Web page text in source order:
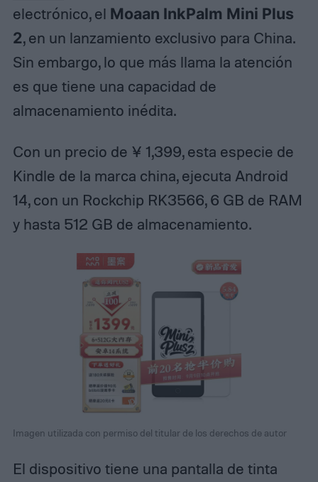
electrónico, el Moaan InkPalm Mini Plus
2, en un lanzamiento exclusivo para China.
Sin embargo, lo que más llama la atención
es que tiene una capacidad de
almacenamiento inédita.
Con un precio de ¥ 1,399, esta especie de
Kindle de la marca china, ejecuta Android
14, con un Rockchip RK3566, 6 GB de RAM
y hasta 512 GB de almacenamiento.
Imagen utilizada con permiso del titular de los derechos de autor
El dispositivo tiene una pantalla de tinta